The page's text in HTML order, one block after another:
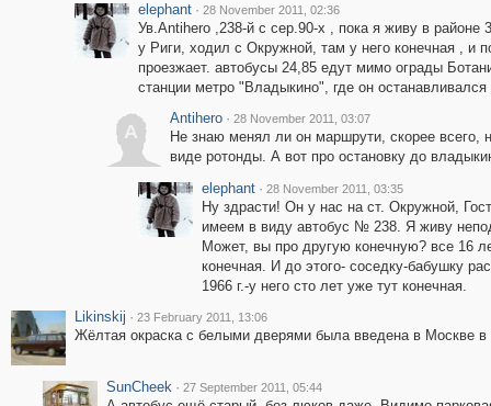
elephant · 28 November 2011, 02:36
Ув.Antihero ,238-й с сер.90-х , пока я живу в районе
у Риги, ходил с Окружной, там у него конечная , и
проезжает. автобусы 24,85 едут мимо ограды
станции метро "Владыкино", где он
A
Antihero · 28 November 2011, 03:07
Не знаю менял ли он маршрути, скорее всего,
виде ротонды. А вот про остановку до
elephant · 28 November 2011, 03:35
Ну здрасти! Он у нас на ст. Окружной,
имеем в виду автобус № 238. Я живу
Может, вы про другую конечную? все 16
конечная. И до этого- соседку-бабушку
1966 г.-у него сто лет уже тут конечная.
Likinskij · 23 February 2011, 13:06
Жёлтая окраска с белыми дверями была введена в Москве в
SunCheek · 27 September 2011, 05:44